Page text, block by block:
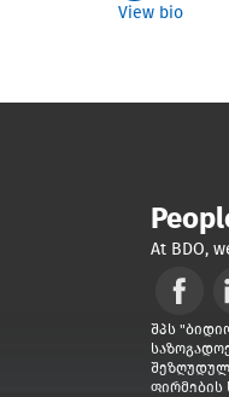
View bio
At BDO,
Opens in
შპს
ფირმების